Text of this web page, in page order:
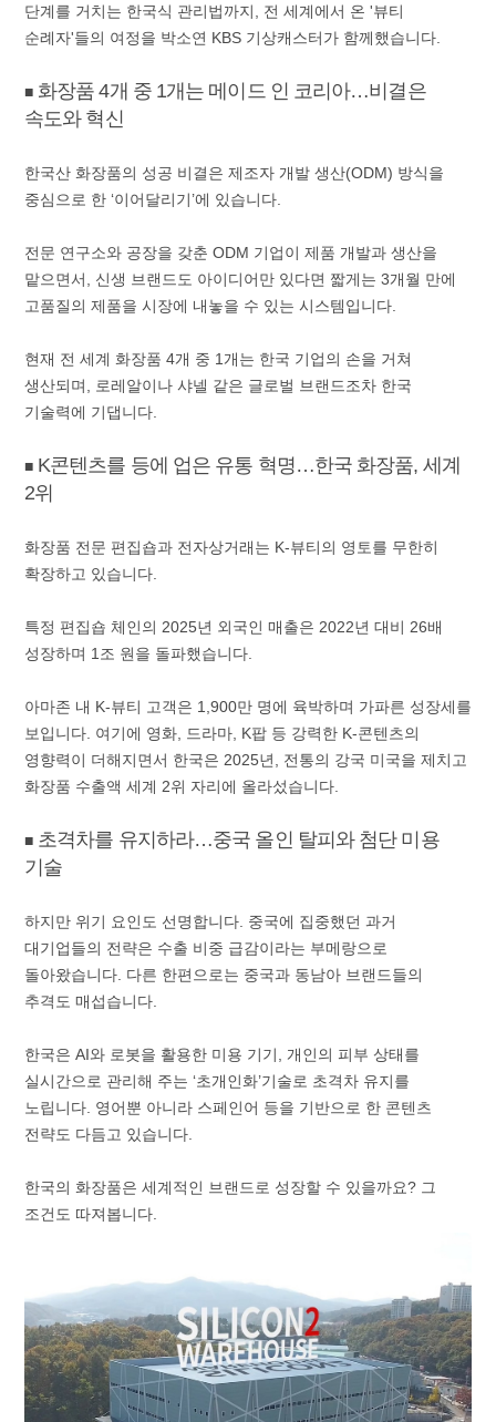
단계를 거치는 한국식 관리법까지, 전 세계에서 온 '뷰티
순례자'들의 여정을 박소연 KBS 기상캐스터가 함께했습니다.
■ 화장품 4개 중 1개는 메이드 인 코리아…비결은
속도와 혁신
한국산 화장품의 성공 비결은 제조자 개발 생산(ODM) 방식을
중심으로 한 ‘이어달리기’에 있습니다.
전문 연구소와 공장을 갖춘 ODM 기업이 제품 개발과 생산을
맡으면서, 신생 브랜드도 아이디어만 있다면 짧게는 3개월 만에
고품질의 제품을 시장에 내놓을 수 있는 시스템입니다.
현재 전 세계 화장품 4개 중 1개는 한국 기업의 손을 거쳐
생산되며, 로레알이나 샤넬 같은 글로벌 브랜드조차 한국
기술력에 기댑니다.
■ K콘텐츠를 등에 업은 유통 혁명…한국 화장품, 세계
2위
화장품 전문 편집숍과 전자상거래는 K-뷰티의 영토를 무한히
확장하고 있습니다.
특정 편집숍 체인의 2025년 외국인 매출은 2022년 대비 26배
성장하며 1조 원을 돌파했습니다.
아마존 내 K-뷰티 고객은 1,900만 명에 육박하며 가파른 성장세를
보입니다. 여기에 영화, 드라마, K팝 등 강력한 K-콘텐츠의
영향력이 더해지면서 한국은 2025년, 전통의 강국 미국을 제치고
화장품 수출액 세계 2위 자리에 올라섰습니다.
■ 초격차를 유지하라…중국 올인 탈피와 첨단 미용
기술
하지만 위기 요인도 선명합니다. 중국에 집중했던 과거
대기업들의 전략은 수출 비중 급감이라는 부메랑으로
돌아왔습니다. 다른 한편으로는 중국과 동남아 브랜드들의
추격도 매섭습니다.
한국은 AI와 로봇을 활용한 미용 기기, 개인의 피부 상태를
실시간으로 관리해 주는 ‘초개인화’기술로 초격차 유지를
노립니다. 영어뿐 아니라 스페인어 등을 기반으로 한 콘텐츠
전략도 다듬고 있습니다.
한국의 화장품은 세계적인 브랜드로 성장할 수 있을까요? 그
조건도 따져봅니다.